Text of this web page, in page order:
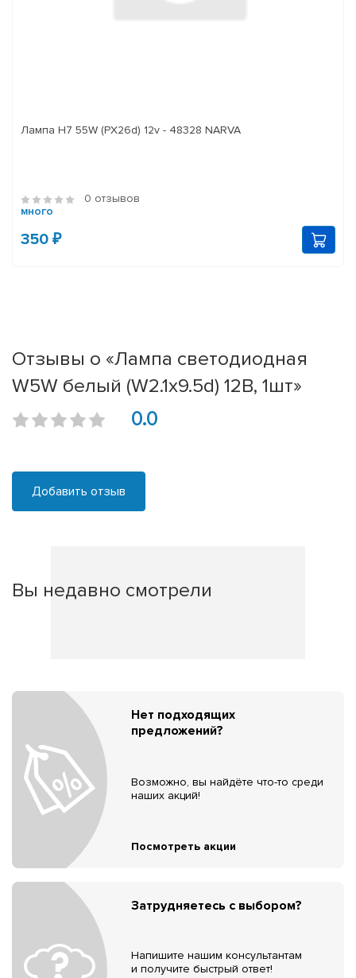
Лампа H7 55W (PX26d) 12v - 48328 NARVA
0 отзывов
много
350 ₽
Отзывы о «Лампа светодиодная
W5W белый (W2.1x9.5d) 12В, 1шт»
0.0
Добавить отзыв
Вы недавно смотрели
Нет подходящих
предложений?
Возможно, вы найдёте что-то среди
наших акций!
Посмотреть акции
Затрудняетесь с выбором?
Напишите нашим консультантам
и получите быстрый ответ!